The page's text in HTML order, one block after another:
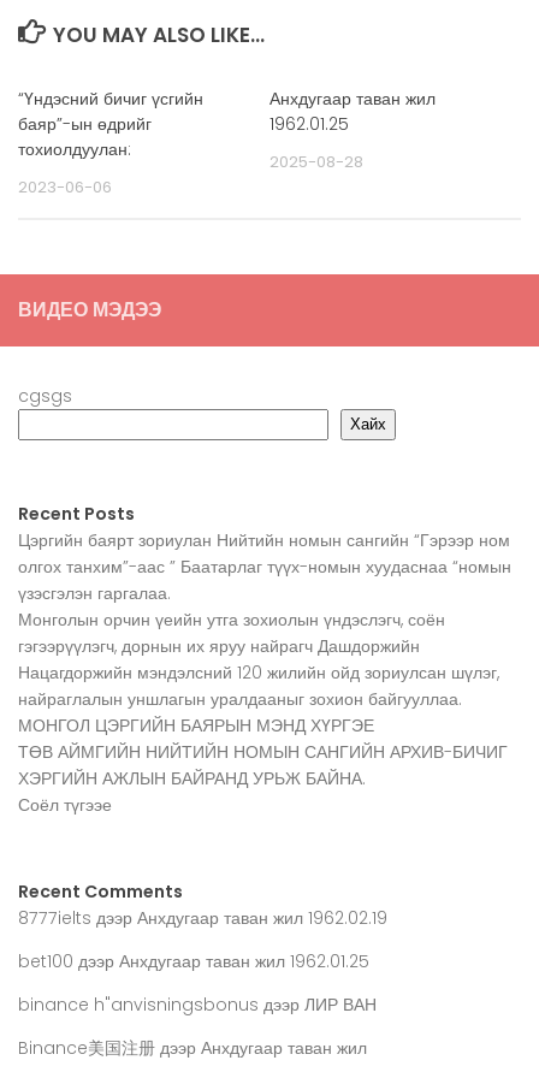
YOU MAY ALSO LIKE...
“Үндэсний бичиг үсгийн
баяр”-ын өдрийг
тохиолдуулан:
2023-06-06
Анхдугаар таван жил
1962.01.25
2025-08-28
ВИДЕО МЭДЭЭ
cgsgs
Хайх
Recent Posts
Цэргийн баярт зориулан Нийтийн номын сангийн “Гэрээр ном
олгох танхим”-аас ” Баатарлаг түүх-номын хуудаснаа “номын
үзэсгэлэн гаргалаа.
Монголын орчин үеийн утга зохиолын үндэслэгч, соён
гэгээрүүлэгч, дорнын их яруу найрагч Дашдоржийн
Нацагдоржийн мэндэлсний 120 жилийн ойд зориулсан шүлэг,
найраглалын уншлагын уралдааныг зохион байгууллаа.
МОНГОЛ ЦЭРГИЙН БАЯРЫН МЭНД ХҮРГЭЕ
ТӨВ АЙМГИЙН НИЙТИЙН НОМЫН САНГИЙН АРХИВ-БИЧИГ
ХЭРГИЙН АЖЛЫН БАЙРАНД УРЬЖ БАЙНА.
Соёл түгээе
Recent Comments
8777ielts дээр Анхдугаар таван жил 1962.02.19
bet100 дээр Анхдугаар таван жил 1962.01.25
binance h"anvisningsbonus дээр ЛИР ВАН
Binance美国注册 дээр Анхдугаар таван жил